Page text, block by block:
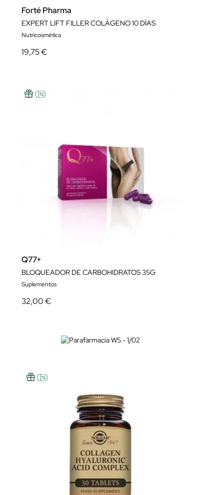
Forté Pharma
EXPERT LIFT FILLER COLÁGENO 10 DÍAS
Nutricosmética
19,75 €
Q77+
BLOQUEADOR DE CARBOHIDRATOS 35G
Suplementos
32,00 €